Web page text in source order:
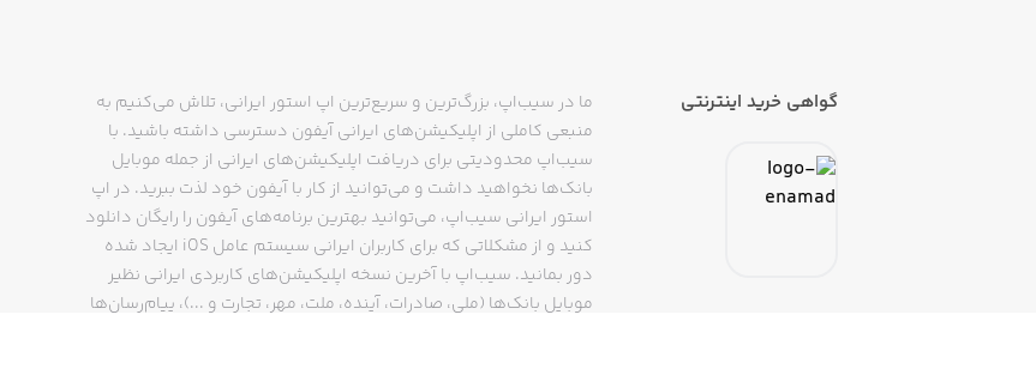
گواهی خرید اینترنتی
ما در سیب‌اپ، بزرگ‌ترین و سریع‌ترین اپ استور ایرانی، تلاش می‌کنیم به
منبعی کاملی از اپلیکیشن‌های ایرانی آیفون دسترسی داشته باشید. با
سیب‌اپ محدودیتی برای دریافت اپلیکیشن‌های ایرانی از جمله موبایل
بانک‌ها نخواهید داشت و می‌توانید از کار با آیفون خود لذت ببرید. در اپ
استور ایرانی سیب‌اپ، می‌توانید بهترین برنامه‌های آیفون را رایگان دانلود
کنید و از مشکلاتی که برای کاربران ایرانی سیستم عامل iOS ایجاد شده
دور بمانید. سیب‌اپ با آخرین نسخه اپلیکیشن‌های کاربردی ایرانی نظیر
موبایل بانک‌ها (ملی، صادرات، آینده، ملت، مهر، تجارت و ...)، پیام‌رسان‌ها